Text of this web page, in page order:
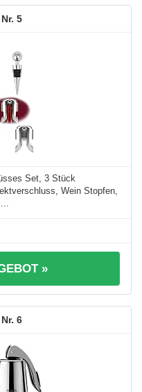
5
Set, 3 Stück
Wein Stopfen,
»
6